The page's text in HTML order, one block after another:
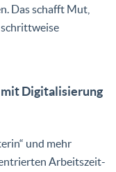
Das schafft Mut,
Digitalisierung
und mehr
Arbeitszeit-